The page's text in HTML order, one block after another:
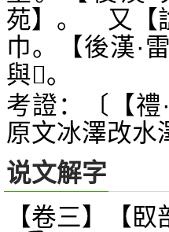
苑】。 又【
巾。【後漢·
與𨻰。
考證：〔【
原文冰澤改水
说文解字
【卷三】【臤